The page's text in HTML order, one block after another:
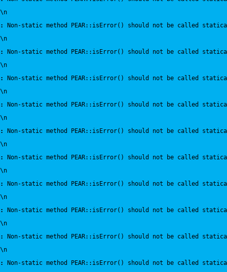
\n
:
Non-static method PEAR::isError() should not be called
\n
:
Non-static method PEAR::isError() should not be called
\n
:
Non-static method PEAR::isError() should not be called
\n
:
Non-static method PEAR::isError() should not be called
\n
:
Non-static method PEAR::isError() should not be called
\n
:
Non-static method PEAR::isError() should not be called
\n
:
Non-static method PEAR::isError() should not be called
\n
:
Non-static method PEAR::isError() should not be called
\n
:
Non-static method PEAR::isError() should not be called
\n
:
Non-static method PEAR::isError() should not be called